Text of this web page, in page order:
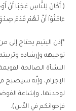
( أَكَانَ لِلنَّاسِ عَجَبًا أَنْ
ءَامَنُوٓاْ أَنَّ لَهُمْ قَدَمَ
*إذن اليتيم يحتاج إلى
توجيهه وإرشاده
النشأة الصالحة
الإجرام، وإنّه سيصبح
لوحدتها، وإشاعة
فإخوانكم في الدِّين).